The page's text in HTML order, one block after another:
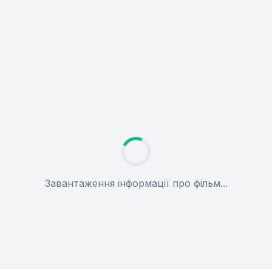
Завантаження інформації про фільм...